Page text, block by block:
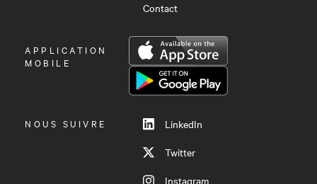
Contact
OUVRIR
LE
APPLICATION
MOBILE
NOUS SUIVRE
LinkedIn
Twitter
Instagram